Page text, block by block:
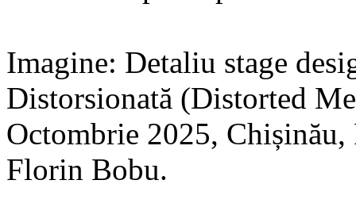
Imagine: Detaliu stage
Distorsionată (Distorted
Octombrie 2025,
Florin Bobu.